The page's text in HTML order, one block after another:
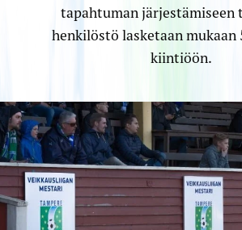
tapahtuman järjestämiseen
henkilöstö lasketaan mukaan
kiintiöön.